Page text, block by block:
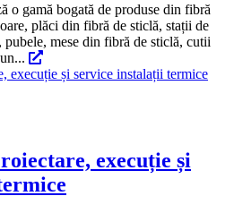
o gamă bogată de produse din fibră
plăci din fibră de sticlă, stații de
pubele, mese din fibră de sticlă, cutii
execuție și